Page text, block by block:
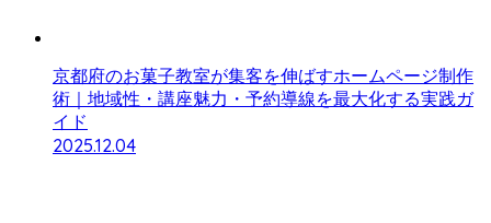
京都府のお菓子教室が集客を伸ばすホームページ制作
術｜地域性・講座魅力・予約導線を最大化する実践ガ
イド
2025.12.04